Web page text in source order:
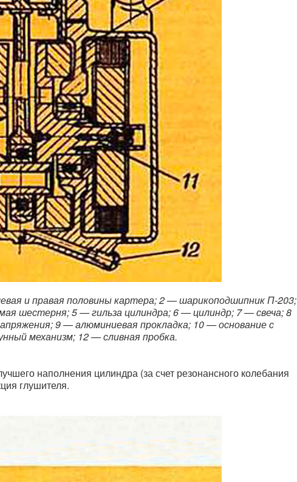
и правая половины картера; 2 — шарикоподшипник П-203;
шестерня; 5 — гильза цилиндра; 6 — цилиндр; 7 — свеча; 8
9 — алюминиевая прокладка; 10 — основание с
механизм; 12 — сливная пробка.
наполнения цилиндра (за счет резонансного колебания
глушителя.